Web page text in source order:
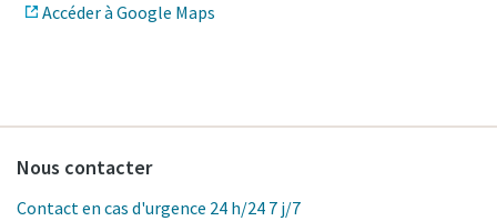
Accéder à Google Maps
Nous contacter
Contact en cas d'urgence 24 h/24 7 j/7